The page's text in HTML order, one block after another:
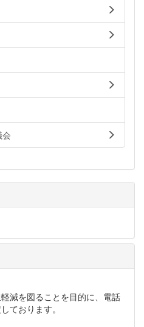
減を図ることを目的に、電話
ております。